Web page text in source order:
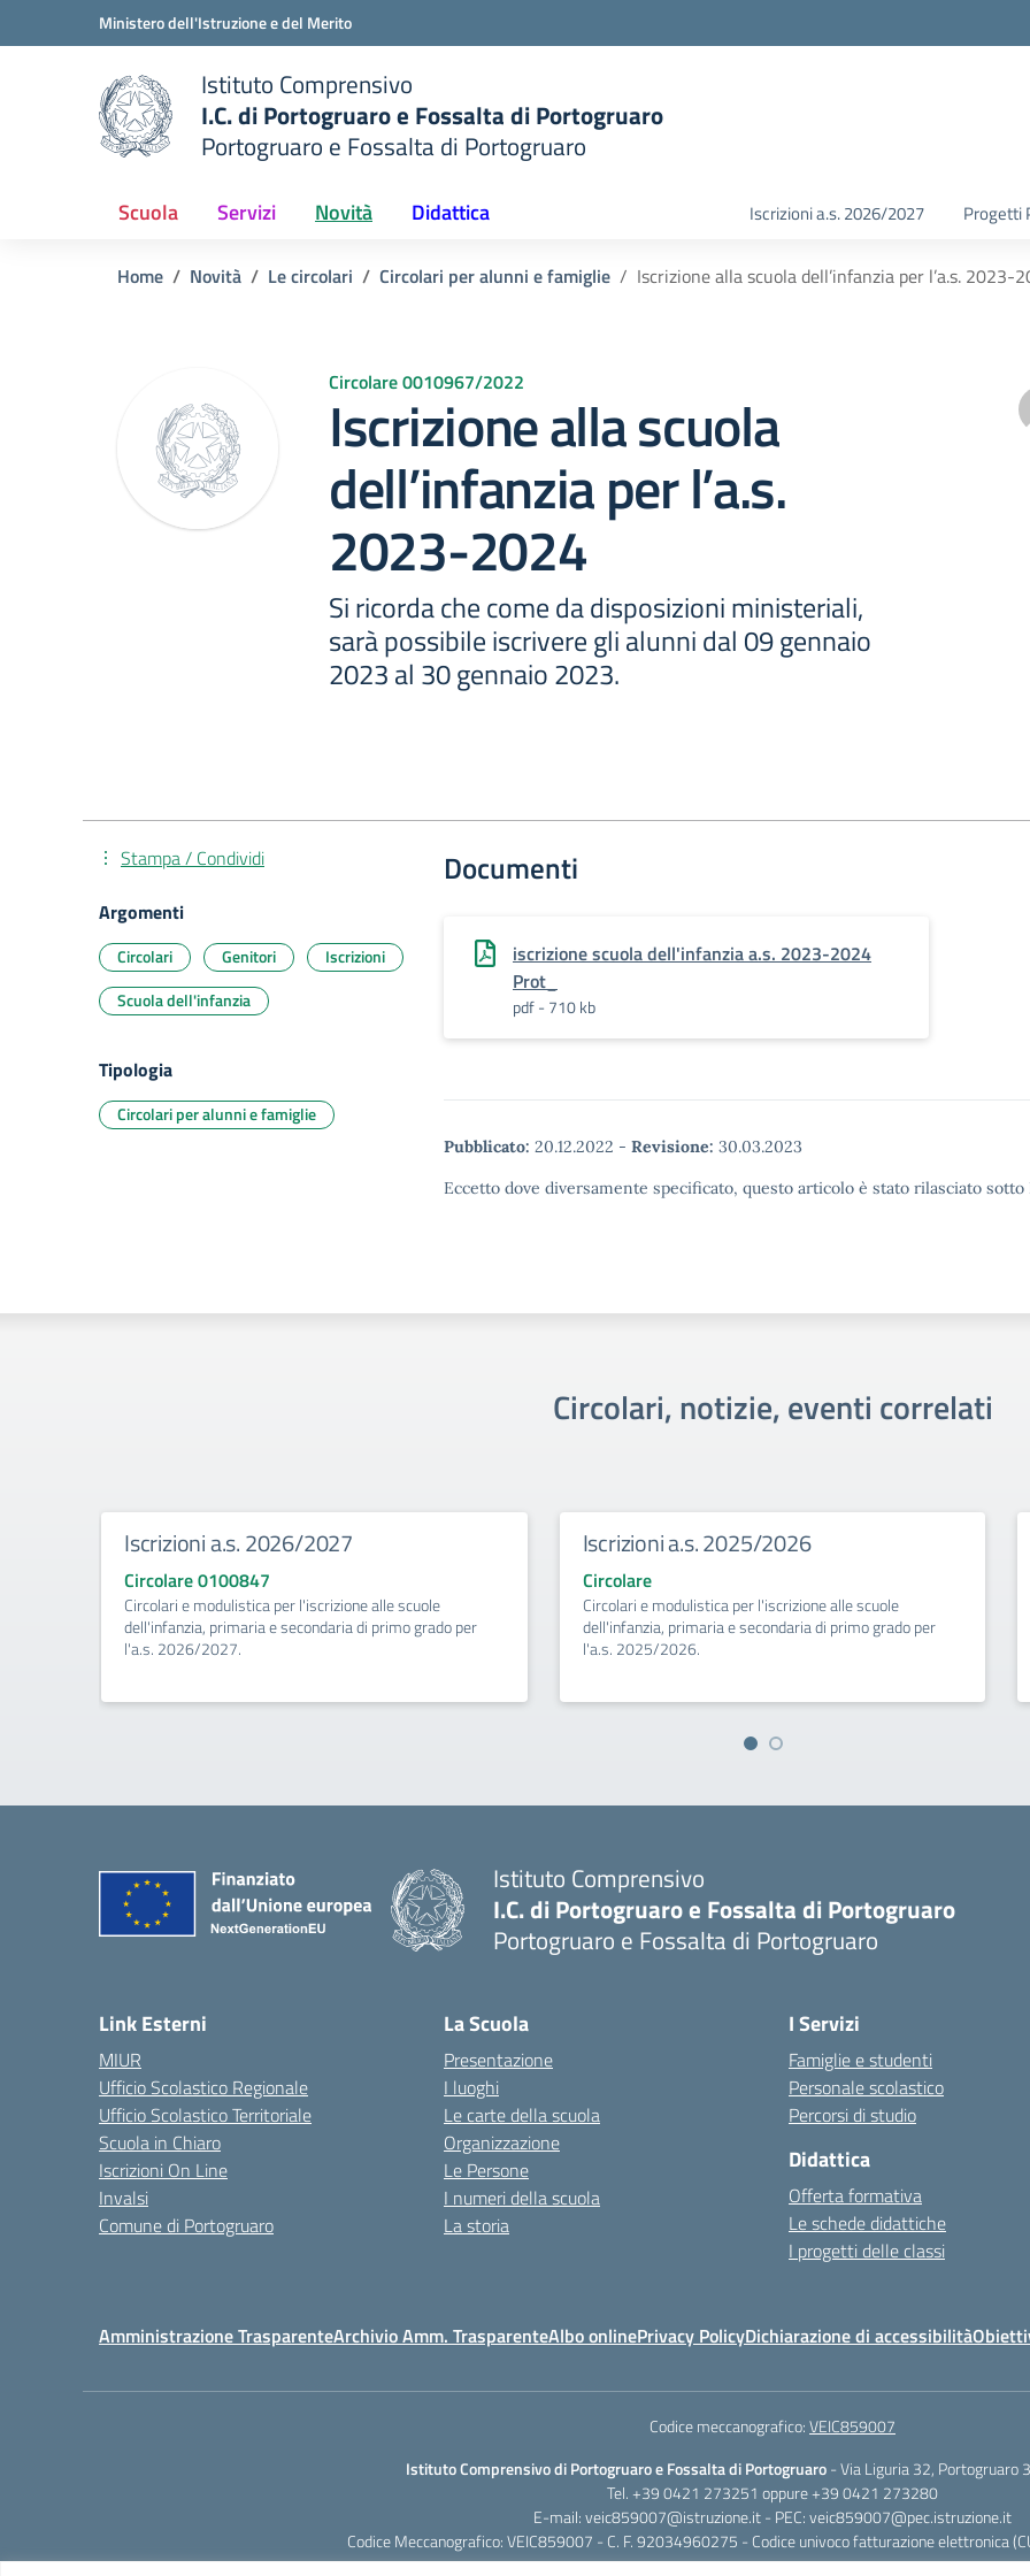
Vai ai contenuti
Vai al menu di navigazioneMinistero dell'Istruzione e del Merito
Istituto Comprensivo
I.C. di Portogruaro e Fossalta di Portogruaro
Portogruaro e Fossalta di Portogruaro
Scuola Servizi Novità Didattica Iscrizioni a.s. 2026/2027 Progetti
Home Novità Le circolari Circolari per alunni e famiglie Iscrizione alla scuola dell’infanzia per l’a.s. 2023-
Circolare 0010967/2022
Iscrizione alla scuola
dell’infanzia per l’a.s.
2023-2024
Si ricorda che come da disposizioni ministeriali,
sarà possibile iscrivere gli alunni dal 09 gennaio
2023 al 30 gennaio 2023.
Documenti
iscrizione scuola dell'infanzia a.s. 2023-2024
Prot_
pdf - 710 kb
Pubblicato: 20.12.2022 - Revisione: 30.03.2023
Eccetto dove diversamente specificato, questo articolo è stato rilasciato
Stampa / Condividi
Argomenti
Circolari Genitori
Iscrizioni
Scuola dell'infanzia
Tipologia
Circolari per alunni e famiglie
Circolari, notizie, eventi correlati
Iscrizioni a.s. 2026/2027
Circolare 0100847
Circolari e modulistica per l'iscrizione alle scuole
dell'infanzia, primaria e secondaria di primo grado per
l'a.s. 2026/2027.
Iscrizioni a.s. 2025/2026
Circolare
Circolari e modulistica per l'iscrizione alle scuole
dell'infanzia, primaria e secondaria di primo grado per
l'a.s. 2025/2026.
Istituto Comprensivo
I.C. di Portogruaro e Fossalta di Portogruaro
Portogruaro e Fossalta di Portogruaro
Link Esterni
MIUR
Ufficio Scolastico Regionale
Ufficio Scolastico Territoriale
Scuola in Chiaro
Iscrizioni On Line
Invalsi
Comune di Portogruaro
La Scuola
Presentazione
I luoghi
Le carte della scuola
Organizzazione
Le Persone
I numeri della scuola
La storia
I Servizi
Famiglie e studenti
Personale scolastico
Percorsi di studio
Didattica
Offerta formativa
Le schede didattiche
I progetti delle classi
Amministrazione TrasparenteArchivio Amm. TrasparenteAlbo onlinePrivacy PolicyDichiarazione di accessibilità
Codice meccanografico:VEIC859007
Istituto Comprensivo di Portogruaro e Fossalta di Portogruaro- Via Liguria 32, Portogruaro
Tel. +39 0421 273251 oppure +39 0421 273280
E-mail:veic859007@istruzione.it- PEC:veic859007@pec.istruzione.it
Codice Meccanografico: VEIC859007 - C. F. 92034960275 - Codice univoco fatturazione elettronica